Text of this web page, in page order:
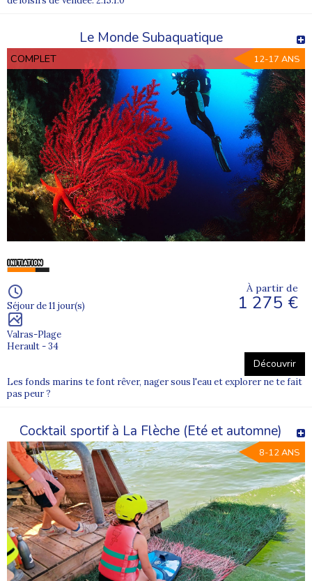
Le Monde Subaquatique
COMPLET 12-17 ANS
Séjour de 11 jour(s)
Valras-Plage
Herault - 34
À partir de
1 275 €
Découvrir
Les fonds marins te font rêver, nager sous l'eau et explorer ne te fait
pas peur ?
Cocktail sportif à La Flèche (Eté et automne)
8-12 ANS